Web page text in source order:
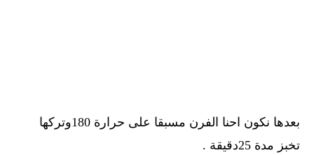
بعدها نكون احنا الفرن مسبقا على حرارة 180وتركها
تخبز مدة 25دقيقة .